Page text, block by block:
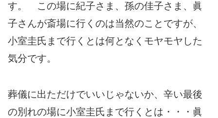
す。 この場に紀子さま、孫の佳子さま、眞
子さんが斎場に行くのは当然のことですが、
小室圭氏まで行くとは何となくモヤモヤした
気分です。
葬儀に出ただけでいいじゃないか、辛い最後
の別れの場に小室圭氏まで行くとは・・・眞